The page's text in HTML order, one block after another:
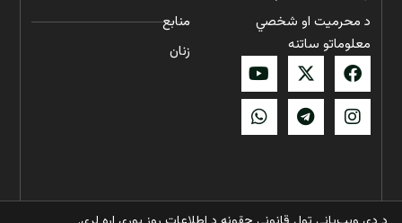
د محرمیت او شخصي
معلوماتو ساتنه
منابع
زنان